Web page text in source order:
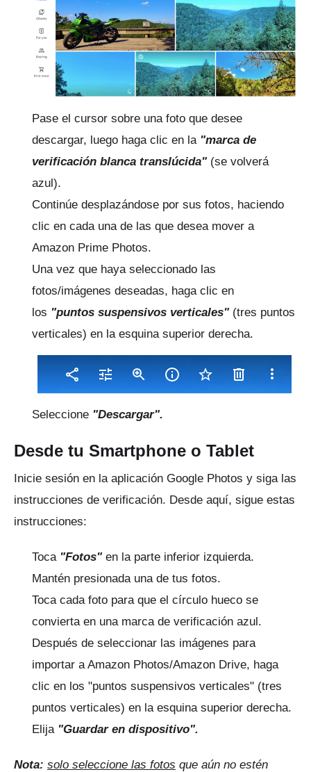
Pase el cursor sobre una foto que desee
descargar, luego haga clic en la "marca de
verificación blanca translúcida" (se volverá
azul).
Continúe desplazándose por sus fotos, haciendo
clic en cada una de las que desea mover a
Amazon Prime Photos.
Una vez que haya seleccionado las
fotos/imágenes deseadas, haga clic en
los "puntos suspensivos verticales" (tres puntos
verticales) en la esquina superior derecha.
Seleccione "Descargar".
Desde tu Smartphone o Tablet
Inicie sesión en la aplicación Google Photos y siga las
instrucciones de verificación. Desde aquí, sigue estas
instrucciones:
Toca "Fotos" en la parte inferior izquierda.
Mantén presionada una de tus fotos.
Toca cada foto para que el círculo hueco se
convierta en una marca de verificación azul.
Después de seleccionar las imágenes para
importar a Amazon Photos/Amazon Drive, haga
clic en los "puntos suspensivos verticales" (tres
puntos verticales) en la esquina superior derecha.
Elija "Guardar en dispositivo".
Nota: solo seleccione las fotos que aún no estén